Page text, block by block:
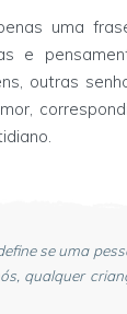
uma
e
outras
se uma
qualquer